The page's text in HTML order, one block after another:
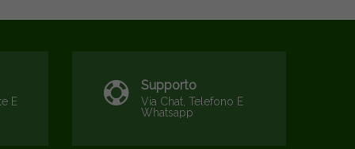
E
Supporto
Via Chat, Telefono E
Whatsapp